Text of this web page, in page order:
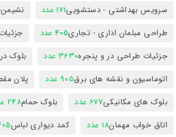
سرویس بهداشتی - دستشویی171 عدد نشیمن
طراحی مبلمان اداری - تجاری405 عدد
جزئیات طراحی در و پنجره3630 عدد بلوک
اتوماسیون و نقشه های برق905 عدد پلان
بلوک های مکانیکی677 عدد بلوک حمام248 عدد
اتاق خواب مهمان18 عدد کمد دیواری لباس405